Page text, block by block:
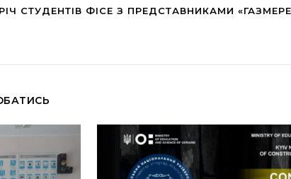
СТУДЕНТІВ ФІСЕ З ПРЕДСТАВНИКАМИ